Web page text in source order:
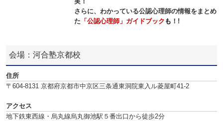
さらに、わかっている公認心理師の情報をまとめ
た 「公認心理師」ガイドブック も ！!
会場：河合塾京都校
住所
〒604-8131 京都府京都市中京区三条通東洞院東入ル菱屋町41-2
アクセス
地下鉄東西線・烏丸線烏丸御池駅５番出口から徒歩2分